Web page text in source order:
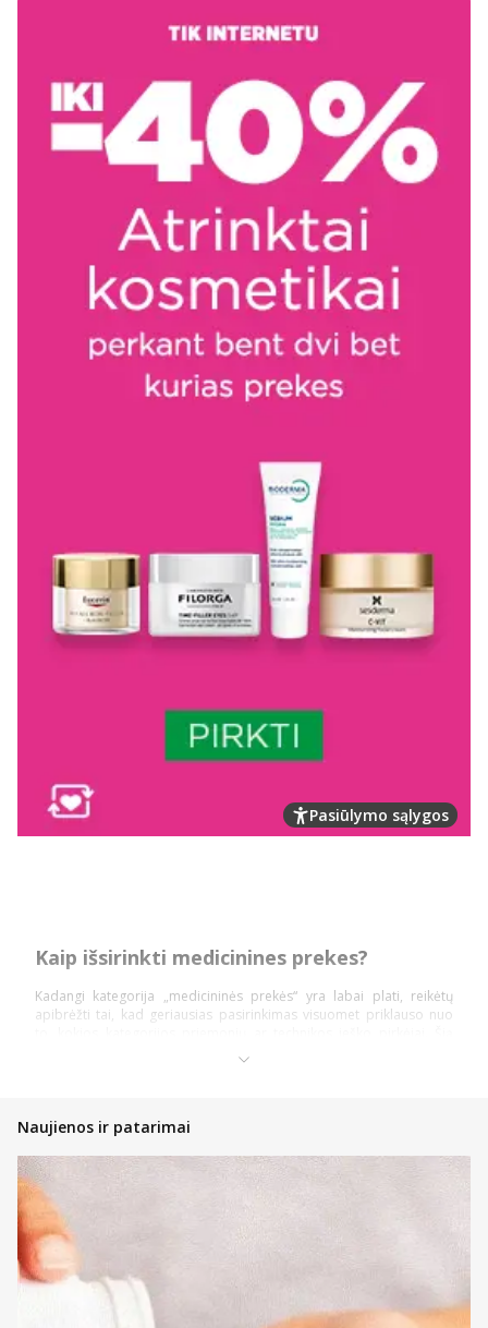
Pasiūlymo sąlygos
Kaip išsirinkti medicinines prekes?
Kadangi kategorija „medicininės prekės“ yra labai plati, reikėtų
apibrėžti tai, kad geriausias pasirinkimas visuomet priklauso nuo
Pasidalinsime bendromis įžvalgomis, ką vertėtų žinoti kiekvienam
pirkėjui, nusprendusiam pirkti internetinėje vaistinėje, kad įsigytų
priemonių ir technikos nauda būtų pati didžiausia!
Atsidarykite prekės puslapyje ir perskaitykite aprašymą,
instrukcijas bei kitą aktualią informaciją;
Jeigu prekė patiko, tačiau norite dar pasidairyti po prekių
sugrįžti vėliau;
Nedvejokite konsultuotis su internetinės vaistinės komanda,
kad gautumėte profesionalų patarimą bet kuriuo klausimu;
Naujienos ir patarimai